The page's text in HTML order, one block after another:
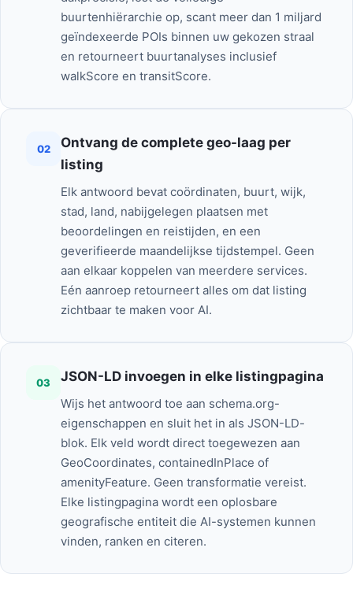
buurtenhiërarchie op, scant meer dan 1 miljard
geïndexeerde POIs binnen uw gekozen straal
en retourneert buurtanalyses inclusief
walkScore en transitScore.
02
Ontvang de complete geo-laag per
listing
Elk antwoord bevat coördinaten, buurt, wijk,
stad, land, nabijgelegen plaatsen met
beoordelingen en reistijden, en een
geverifieerde maandelijkse tijdstempel. Geen
aan elkaar koppelen van meerdere services.
Eén aanroep retourneert alles om dat listing
zichtbaar te maken voor AI.
03 JSON-LD invoegen in elke listingpagina
Wijs het antwoord toe aan schema.org-
eigenschappen en sluit het in als JSON-LD-
blok. Elk veld wordt direct toegewezen aan
GeoCoordinates, containedInPlace of
amenityFeature. Geen transformatie vereist.
Elke listingpagina wordt een oplosbare
geografische entiteit die AI-systemen kunnen
vinden, ranken en citeren.